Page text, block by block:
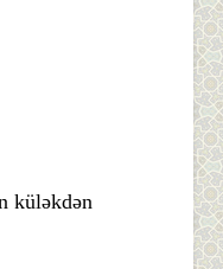
küləkdən